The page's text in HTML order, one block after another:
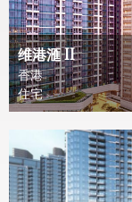
维港滙 II
香港
住宅